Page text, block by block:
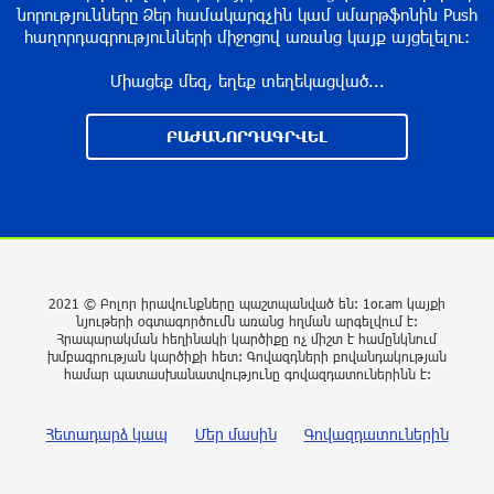
կարիքը Շվեյցարիայում
2 ժամ առաջ
«Hongqi»-ն. «Kia»-ն կողաշրջվել է, վարորդը՝
մահшցել
Սպասվում է առանց տեղումների եղանակ.
3 ժամ առաջ
Հուսով եմ, որ այս ձևաչափում մեզ կհաջողվի
խորացնել մեր հարաբերություններն ու
Ղրղզստանի նախագահին
նորությունները Ձեր համակարգչին կամ սմարթֆոնին Push
հաղորդագրությունների միջոցով առանց կայք այցելելու։
Միացեք մեզ, եղեք տեղեկացված...
ԲԱԺԱՆՈՐԴԱԳՐՎԵԼ
2021 © Բոլոր իրավունքները պաշտպանված են: 1or.am կայքի
նյութերի օգտագործումն առանց հղման արգելվում է:
Հրապարակման հեղինակի կարծիքը ոչ միշտ է համընկնում
խմբագրության կարծիքի հետ: Գովազդների բովանդակության
համար պատասխանատվությունը գովազդատուներինն է:
Հետադարձ կապ Մեր մասին Գովազդատուներին